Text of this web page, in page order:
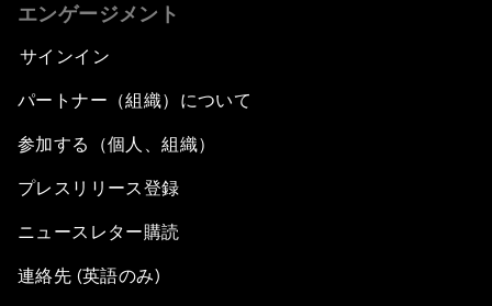
エンゲージメント
サインイン
パートナー（組織）について
参加する（個人、組織）
プレスリリース登録
ニュースレター購読
連絡先 (英語のみ)